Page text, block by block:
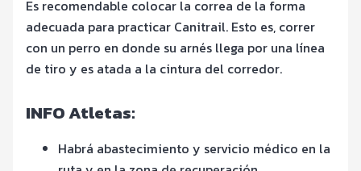
Es recomendable colocar la correa de la forma
adecuada para practicar Canitrail. Esto es, correr
con un perro en donde su arnés llega por una línea
de tiro y es atada a la cintura del corredor.
INFO Atletas:
Habrá abastecimiento y servicio médico en la